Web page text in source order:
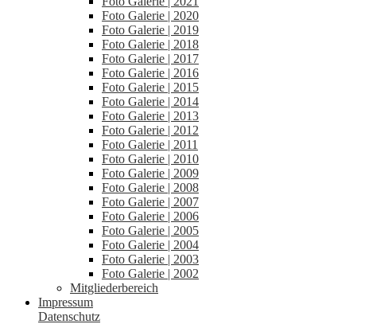
Foto Galerie | 2020
Foto Galerie | 2019
Foto Galerie | 2018
Foto Galerie | 2017
Foto Galerie | 2016
Foto Galerie | 2015
Foto Galerie | 2014
Foto Galerie | 2013
Foto Galerie | 2012
Foto Galerie | 2011
Foto Galerie | 2010
Foto Galerie | 2009
Foto Galerie | 2008
Foto Galerie | 2007
Foto Galerie | 2006
Foto Galerie | 2005
Foto Galerie | 2004
Foto Galerie | 2003
Foto Galerie | 2002
Mitgliederbereich
Impressum
Datenschutz